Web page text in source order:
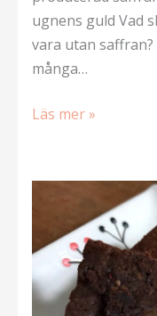
ugnens guld Vad
vara utan
många…
Saffransrutor
om
saffran)
Läs mer »